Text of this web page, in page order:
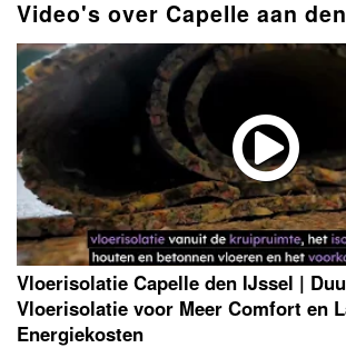
Video's over Capelle aan
Vloerisolatie Capelle den IJssel |
Vloerisolatie voor Meer Comfort en
Energiekosten